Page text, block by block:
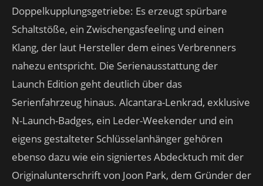
Doppelkupplungsgetriebe: Es erzeugt spürbare
Schaltstöße, ein Zwischengasfeeling und einen
Klang, der laut Hersteller dem eines Verbrenners
nahezu entspricht. Die Serienausstattung der
Launch Edition geht deutlich über das
Serienfahrzeug hinaus. Alcantara-Lenkrad, exklusive
N-Launch-Badges, ein Leder-Weekender und ein
eigens gestalteter Schlüsselanhänger gehören
ebenso dazu wie ein signiertes Abdecktuch mit der
Originalunterschrift von Joon Park, dem Gründer der